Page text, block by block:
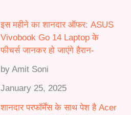
इस महीने का शानदार ऑफर: ASUS
Vivobook Go 14 Laptop के
फीचर्स जानकर हो जाएंगे हैरान-
by Amit Soni
January 25, 2025
शानदार परफॉर्मेंस के साथ पेश है Acer